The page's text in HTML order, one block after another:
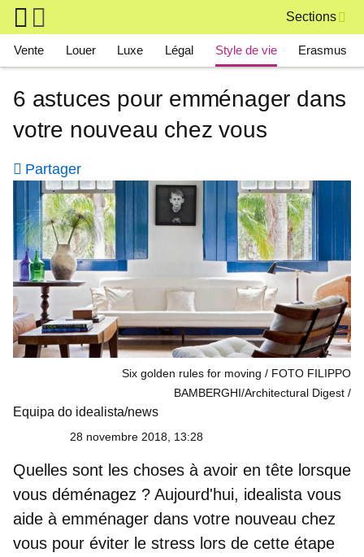
Skip to main content
Sections
Main navigation
Vente Louer Luxe Légal Style de vie Erasmus
6 astuces pour emménager dans
votre nouveau chez vous
Partager
Six golden rules for moving / FOTO FILIPPO
BAMBERGHI/Architectural Digest
Equipa do idealista/news
28 novembre 2018, 13:28
Quelles sont les choses à avoir en tête lorsque
vous déménagez ? Aujourd'hui, idealista vous
aide à emménager dans votre nouveau chez
vous pour éviter le stress lors de cette étape